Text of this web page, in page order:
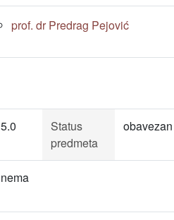
prof. dr Predrag Pejović
5.0
Status
predmeta
obavezan
nema